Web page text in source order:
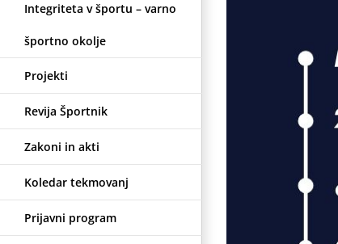
Integriteta v športu – varno
športno okolje
Projekti
Revija Športnik
Zakoni in akti
Koledar tekmovanj
Prijavni program